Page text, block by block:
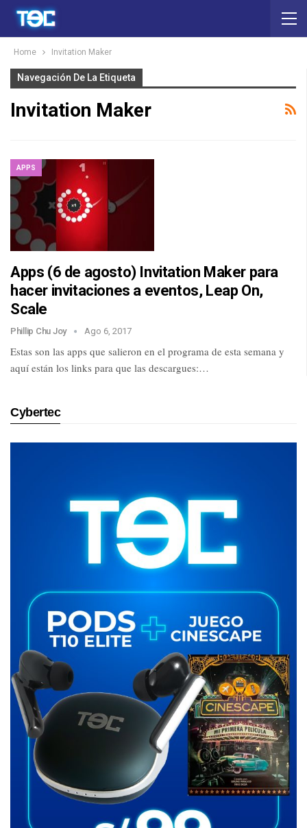
Home Invitation Maker
Navegación De La Etiqueta
Invitation Maker
APPS
Apps (6 de agosto) Invitation Maker para
hacer invitaciones a eventos, Leap On,
Scale
Phillip Chu Joy Ago 6, 2017
Estas son las apps que salieron en el programa de esta semana y
aquí están los links para que las descargues:…
Cybertec